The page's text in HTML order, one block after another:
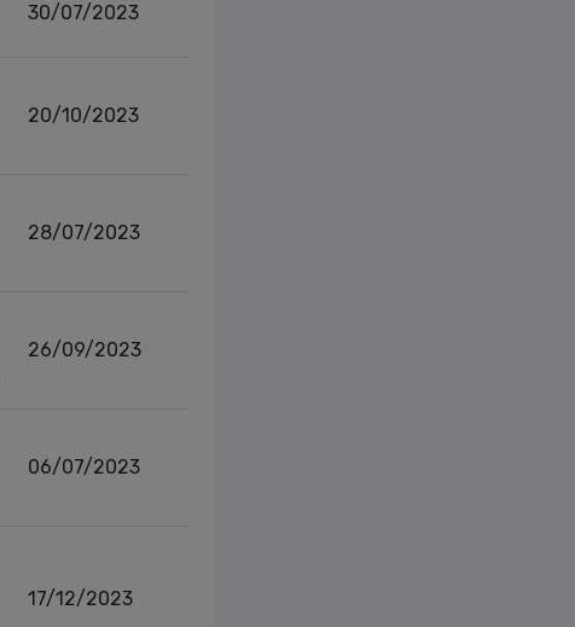
30/07/2023
20/10/2023
28/07/2023
26/09/2023
06/07/2023
17/12/2023